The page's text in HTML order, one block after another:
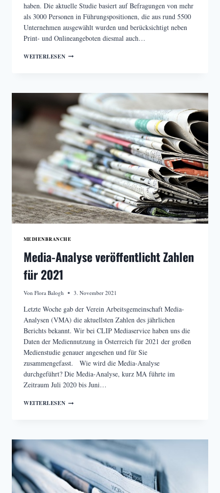
haben. Die aktuelle Studie basiert auf Befragungen von mehr
als 3000 Personen in Führungspositionen, die aus rund 5500
Unternehmen ausgewählt wurden und berücksichtigt neben
Print- und Onlineangeboten diesmal auch…
WEITERLESENWELCHE
MEDIENBRANCHE
Media-Analyse veröffentlicht Zahlen
für 2021
Von Flora Balogh 3. November 2021
Letzte Woche gab der Verein Arbeitsgemeinschaft Media-
Analysen (VMA) die aktuellsten Zahlen des jährlichen
Berichts bekannt. Wir bei CLIP Mediaservice haben uns die
Daten der Mediennutzung in Österreich für 2021 der großen
Medienstudie genauer angesehen und für Sie
zusammengefasst. Wie wird die Media-Analyse
durchgeführt? Die Media-Analyse, kurz MA führte im
Zeitraum Juli 2020 bis Juni…
WEITERLESENMEDIA-
2021